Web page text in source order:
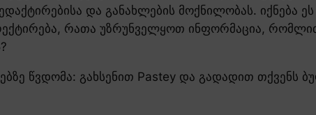
და განახლების მოქნილობას. იქნება
რათა უზრუნველყოთ ინფორმაცია,
წვდომა: გახსენით Pastey და გადადით თქვენს